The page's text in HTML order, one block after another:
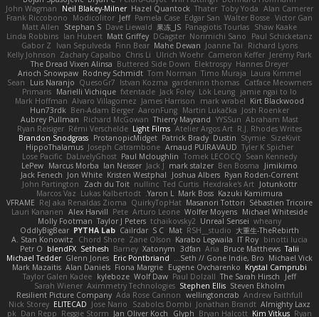
Alan Camerer
Toby Yoda
Thater
Hazel Quantock
Neil Blakey-Milner
John Wagman
Victor Gan
Walter Bosse
Edgar San
Pamela Case
Jeff
Modicolitor
Frank Riccobono
Shaw Kaake
Panagiotis Tourlas
果冻_JS
Dave Liewald
Stephan S
Matt Allen
Paul Schicketanz
Norimichi Sano
DGagster
Matt Griffey
Ian Hubert
Linda Robbins
Richard Lyons
Joanne Tai
Mahe Dewan
Finn Bear
Ivan Sepulveda
Gabor Z
Jeremy Park
Cameron Keffer
Ulrich Woehr
Chris Li
Zachary Capalbo
Kelly Johnson
Hannes Dreyer
Elektrospy
Buttered Side Down
The Dread Vixen Alinsa
Laura Kimmel
Timo Muraja
Tom Norman
Rodney Schmidt
Arioch Snowpaw
Catface Meowmers
gardeninn thomas
Istvan Kozma
QuesoGr7
Luis Naranjo
Sean
jamie ngai to lo
Lök Leung
Jack Foley
fxtentacle
Marielli Vichique
Primaris
Kirt Blackwood
mark wrabel
James Harrison
Alvaro Villagomez
Mark Hoffman
Josh Roenker
Martin Lukačka
AaronFung
Ben-Adam Berger
Hun73rdk
Abraham Mast
YYSSun
Thierry Mayrand
Richard McGowan
Aubrey Pullman
R.J. Rhodes Writes
Atelier Argos Art
Light Films
Rémi Verschelde
Ryan Reisiger
SizeKivit
Stymie
Dustin
Patrick Brady
ProtanopicMidget
Brandon Snodgrass
Tyler K Spicher
Arnaud PUIRAVAUD
Joseph Catrambone
HippoThalamus
Sean Kennedy
Tomek LECOCQ
Paul Mcloughlin
DaLivelyGhost
Lose Pacific
Jimikimo
Ben Bosma
mark stalzer
Jack J
Ian Neisser
Marcus Morba
LePew
Ryan Roden-Corrent
Joshua Albers
Kristen Westphal
Jon White
Jack Fenech
Jotunkottr
Hexdrake's Art
Ted Curtis
nullinc
Zach du Toit
John Partington
Kazuki Kamimura
Mark Boss
Yaron L.
Lukas Kalbertodt
Marcos Vaz
Sébastien Tricoire
Masanori Tottori
QuirkyTopHat
ReJ aka Renaldas Zioma
VFRAME
Michael Whiteside
Wolfer Moyens
Arturo Leone
Pete
Alex Harvill
Lauri Kananen
wheany
Unreal Sensei
tchaikovsky2
Taylor J Peters
Molly Footman
大重生-TheRebirth
RSH__studio
Mat
S C
Cailrdar
PYTHA Lab
OddlyBigBear
binotti lucia
IT Roy
Karabo Legwaila
Zane Olson
Chord Shore
A. Stan Konowitz
Talii
Bruce Matthews
Aria
3dfan
Xatonym
Barney
Sethesh
blendFX
Petr O
Michael Vick
Seth // Gone Indie, Bro...
Eric Pontbriand
Glenn Jones
Michael Tedder
Krystal Camprubi
Eugene Ovcharenko
Fiona Margrie
Alan Daniels
Mark Mazaitis
Jeff
The Sarah Hirsch
Paul Dolzall
Wolf Daw
kyleboze
Taylor Galen Kadee
Steven Ekholm
Stephen Ellis
Aximmetry Technologies
Sarah Wiener
Andrew Faithfull
wellingtoncrab
Ada Rose Cannon
Resilient Picture Company
Almighty Laxz
Jonathan Brandt
Szabolcs Dombi
Jose Nario
ELITECAD
Nick Storey
Ryan
Kim Vitkus
Bryan Halcott
Glyph
Jan Oliver Koch
Reggie Storm
Dan Repp
pk